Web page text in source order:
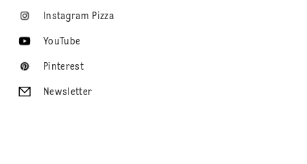
Instagram Pizza
YouTube
Pinterest
Newsletter